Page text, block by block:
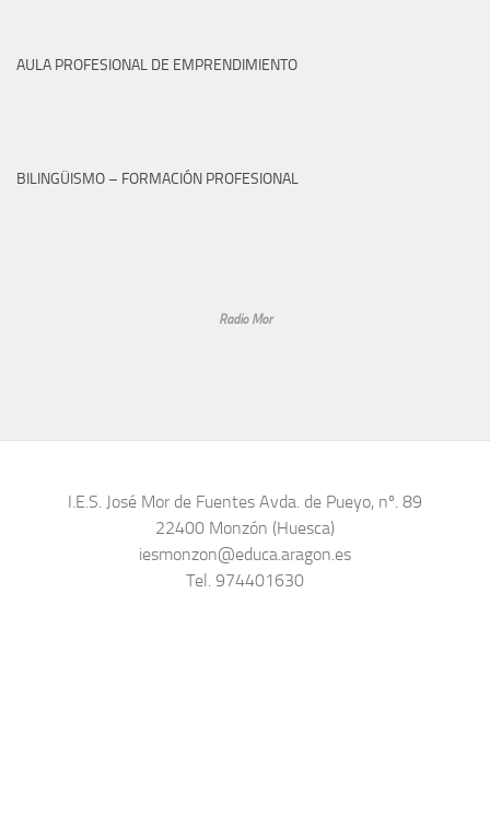
AULA PROFESIONAL DE EMPRENDIMIENTO
BILINGÜISMO – FORMACIÓN PROFESIONAL
Radio Mor
I.E.S. José Mor de Fuentes Avda. de Pueyo, nº. 89
22400 Monzón (Huesca)
iesmonzon@educa.aragon.es
Tel. 974401630